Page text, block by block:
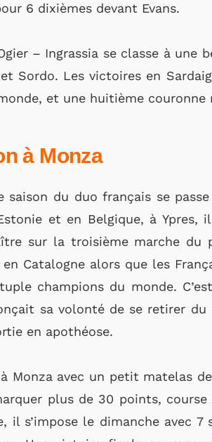
6 dixièmes devant Evans.
– Ingrassia se classe à une
Sordo. Les victoires en
et une huitième couronne
à Monza
saison du duo français se
et en Belgique, à Ypres,
sur la troisième marche du
en Catalogne alors que les
champions du monde.
sa volonté de se retirer
en apothéose.
Monza avec un petit matelas
plus de 30 points,
il s’impose le dimanche avec 7